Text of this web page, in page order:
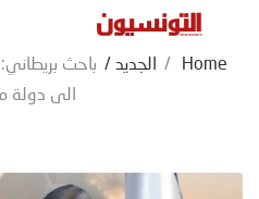
Home
/ الجديد / باحث
الى دولة